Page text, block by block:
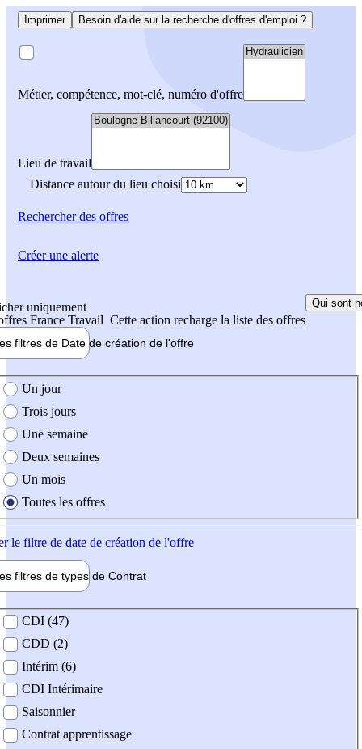
Imprimer Besoin d'aide sur la recherche d'offres d'emploi ?
Métier, compétence, mot-clé, numéro d'offre
Lieu de travail
Distance autour du lieu choisi
Rechercherdes offres
uniquement
France Travail Cette action recharge la liste des offres
Qui sont
filtres de Date de création de l'offre
création de l'offre
Un jour
Trois jours
Une semaine
Deux semaines
Un mois
Toutes les offres
le filtre de date de création de l'offre
filtres de types de Contrat
contrat
CDI (47)
CDD (2)
Intérim (6)
CDI Intérimaire
Saisonnier
Contrat apprentissage
Créer une alerte